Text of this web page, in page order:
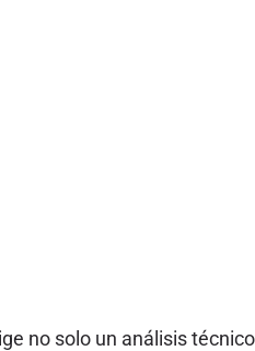
no solo un análisis